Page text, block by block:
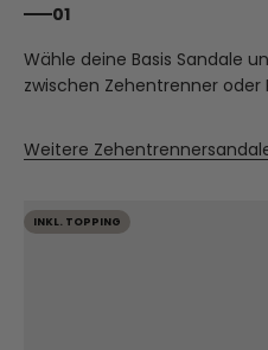
01
Wähle deine Basis Sandale
zwischen Zehentrenner oder
Weitere
INKL. TOPPING